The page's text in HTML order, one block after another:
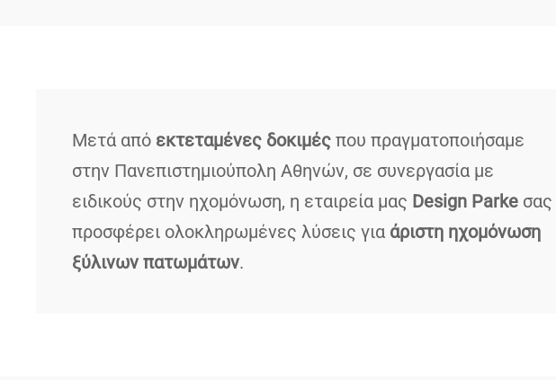
Μετά από εκτεταμένες δοκιμές που πραγματοποιήσαμε
στην Πανεπιστημιούπολη Αθηνών, σε συνεργασία με
ειδικούς στην ηχομόνωση, η εταιρεία μας Design Parke σας
προσφέρει ολοκληρωμένες λύσεις για άριστη ηχομόνωση
ξύλινων πατωμάτων.